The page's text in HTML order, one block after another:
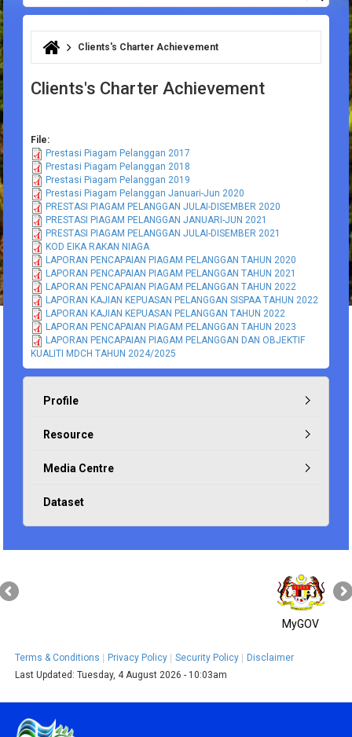
Search form
You are here
Clients's Charter Achievement
Clients's Charter Achievement
File:
Prestasi Piagam Pelanggan 2017
Prestasi Piagam Pelanggan 2018
Prestasi Piagam Pelanggan 2019
Prestasi Piagam Pelanggan Januari-Jun 2020
PRESTASI PIAGAM PELANGGAN JULAI-DISEMBER 2020
PRESTASI PIAGAM PELANGGAN JANUARI-JUN 2021
PRESTASI PIAGAM PELANGGAN JULAI-DISEMBER 2021
KOD EIKA RAKAN NIAGA
LAPORAN PENCAPAIAN PIAGAM PELANGGAN TAHUN 2020
LAPORAN PENCAPAIAN PIAGAM PELANGGAN TAHUN 2021
LAPORAN PENCAPAIAN PIAGAM PELANGGAN TAHUN 2022
LAPORAN KAJIAN KEPUASAN PELANGGAN SISPAA TAHUN 2022
LAPORAN KAJIAN KEPUASAN PELANGGAN TAHUN 2022
LAPORAN PENCAPAIAN PIAGAM PELANGGAN TAHUN 2023
LAPORAN PENCAPAIAN PIAGAM PELANGGAN DAN OBJEKTIF
KUALITI MDCH TAHUN 2024/2025
Profile
Resource
Media Centre
Dataset
MyGOV
Terms & Conditions Privacy Policy Security Policy
Disclaimer
Last Updated:Tuesday, 4 August 2026 - 10:03am